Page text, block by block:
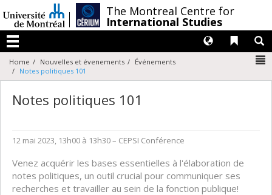
au
contenu
The Montreal Centre for
International Studies
Menu
Liens
Langues
Home Nouvelles et évenements
Événements
Notes politiques 101
Notes politiques 101
12 mai 2023, 13h00 à 13h30– CEPSI Conférence
Venez acquérir les bases essentielles à l'élaboration de
notes politiques, un outil crucial pour communiquer ses
recherches et travailler au sein de la fonction publique!